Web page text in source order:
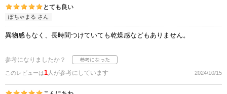
とても良い
ぽちゃまる さん
異物感もなく、長時間つけていても乾燥感などもありません。
参考になりましたか？
このレビューは1人が参考にしています 2024/10/15